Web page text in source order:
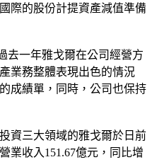
際的股份計提資產減值準備
一年雅戈爾在公司經營方
業務整體表現出色的情況
成績單，同時，公司也保持
三大領域的雅戈爾於日前
業收入151.67億元，同比增